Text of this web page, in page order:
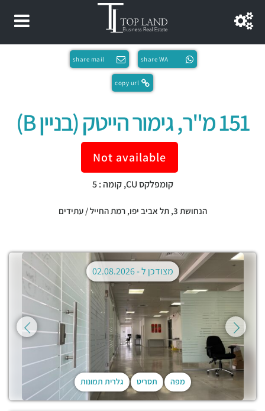
share WA
share mail
copy url
151 מ"ר, גימור הייטק (בניין B)
Not available
קומפלקס CU, קומה : 5
הנחושת 3, תל אביב יפו,רמת החייל / עתידים
מפה תסריט גלרית תמונות
מצודכן ל -02.08.2026